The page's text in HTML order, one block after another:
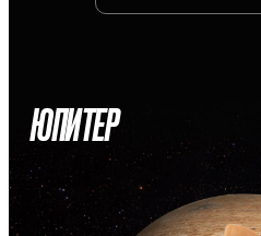
ЮПИТЕР